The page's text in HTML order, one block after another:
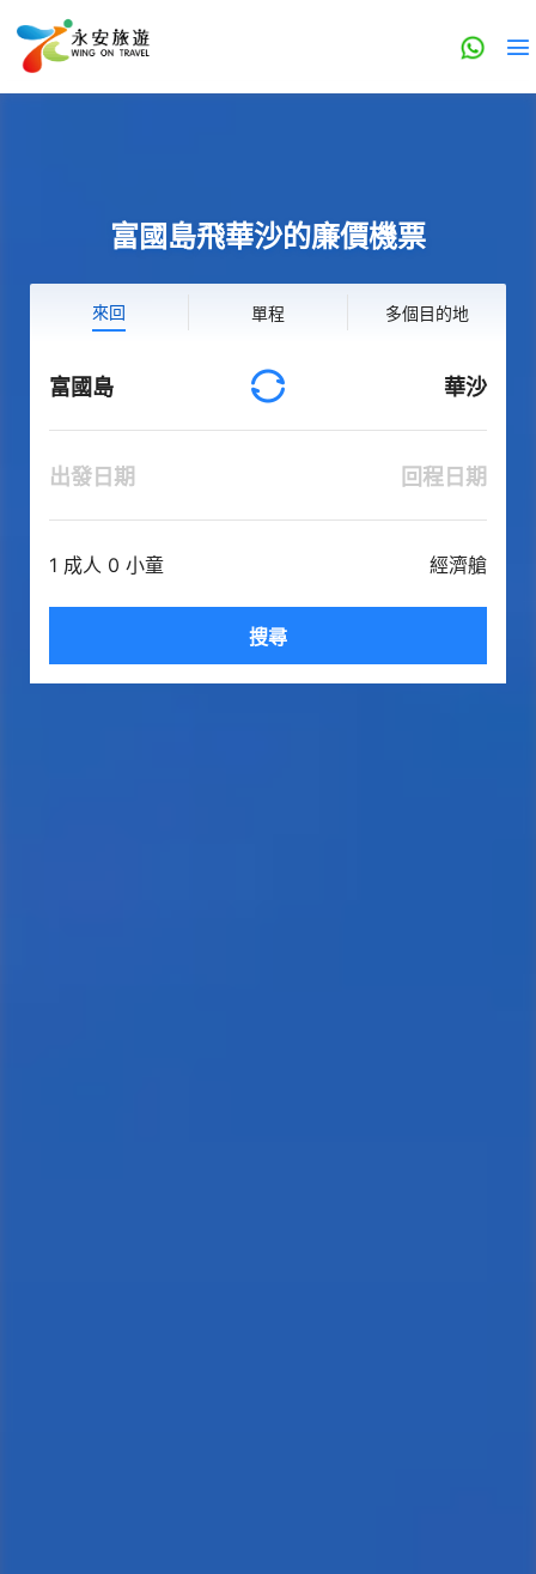
富國島飛華沙的廉價機票
來回 單程 多個目的地
富國島 華沙
出發日期 回程日期
1 成人 0 小童 經濟艙
搜尋